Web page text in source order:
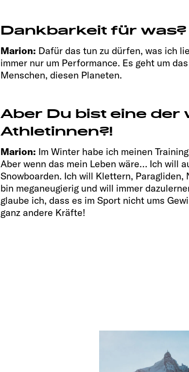
Dankbarkeit für was?
Marion: Dafür das tun zu dürfen, was ich
immer nur um Performance. Es geht um
Menschen, diesen Planeten.
Aber Du bist eine der
Athletinnen?!
Marion: Im Winter habe ich meinen
Aber wenn das mein Leben wäre… Ich will
Snowboarden. Ich will Klettern, Paragliden,
bin meganeugierig und will immer
glaube ich, dass es im Sport nicht ums
ganz andere Kräfte!